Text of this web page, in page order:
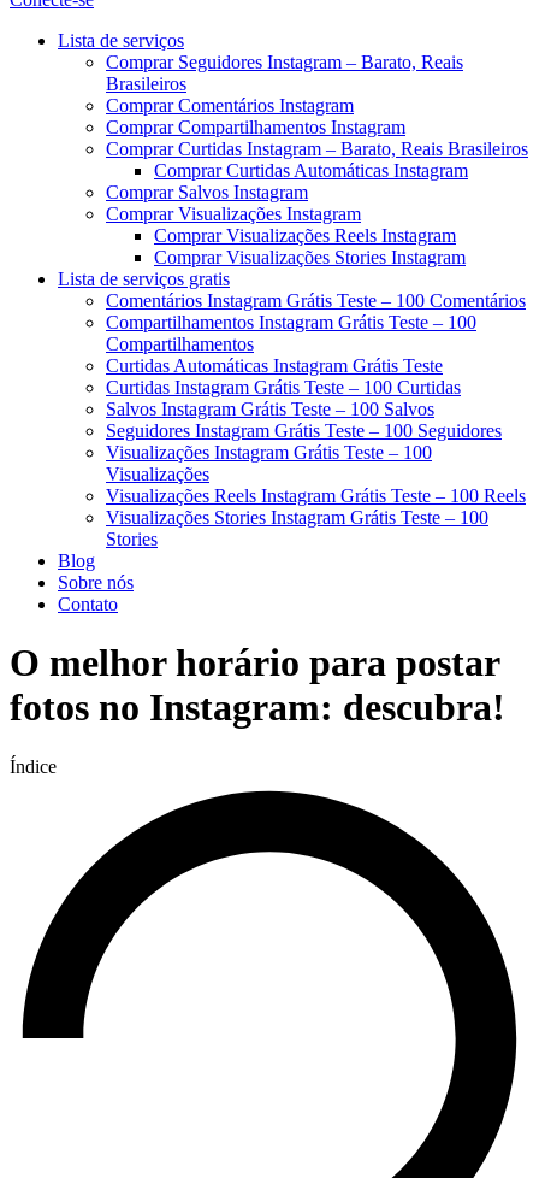
Menu
Lista de serviços
Comprar Seguidores Instagram – Barato, Reais
Brasileiros
Comprar Comentários Instagram
Comprar Compartilhamentos Instagram
Comprar Curtidas Instagram – Barato, Reais Brasileiros
Comprar Curtidas Automáticas Instagram
Comprar Salvos Instagram
Comprar Visualizações Instagram
Comprar Visualizações Reels Instagram
Comprar Visualizações Stories Instagram
Lista de serviços gratis
Comentários Instagram Grátis Teste – 100 Comentários
Compartilhamentos Instagram Grátis Teste – 100
Compartilhamentos
Curtidas Automáticas Instagram Grátis Teste
Curtidas Instagram Grátis Teste – 100 Curtidas
Salvos Instagram Grátis Teste – 100 Salvos
Seguidores Instagram Grátis Teste – 100 Seguidores
Visualizações Instagram Grátis Teste – 100
Visualizações
Visualizações Reels Instagram Grátis Teste – 100 Reels
Visualizações Stories Instagram Grátis Teste – 100
Stories
Blog
Sobre nós
Contato
O melhor horário para postar
fotos no Instagram: descubra!
Índice